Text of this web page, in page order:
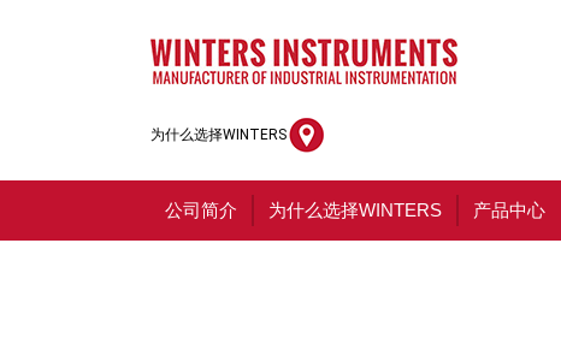
为什么选择WINTERS
公司简介 为什么选择WINTERS 产品中心